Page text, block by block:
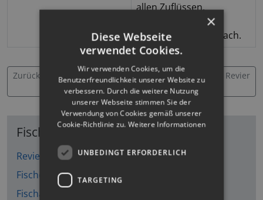
allen Zuflüssen,
ausgenommen das
Revier 26. Lechnerbach.
Zurück: Bolgenach 1 – Revier
23
Weiter: Bolgenach 3 – Revier
25
Fischerei
Reviereinteilung
Fischereimöglichkeiten
Fischarten
×
Diese Webseite
verwendet Cookies.
Wir verwenden Cookies, um die
Benutzerfreundlichkeit unserer Website zu
verbessern. Durch die weitere Nutzung
unserer Webseite stimmen Sie der
Verwendung von Cookies gemäß unserer
Cookie-Richtlinie zu.Weitere Informationen
UNBEDINGT ERFORDERLICH
TARGETING